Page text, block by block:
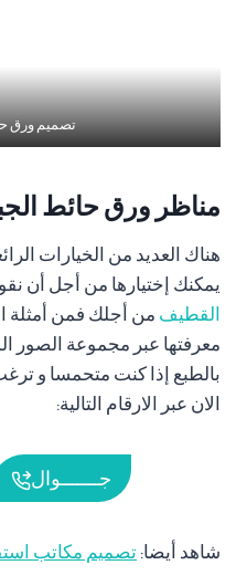
تصميم ورق
مناظر ورق حائط
هناك العديد من الخيارات
يمكنك إختيارها من أجل أن
القطيف من أجلك فمن أمثلة
معرفتها عبر مجموعة الصور
بالطبع إذا كنت متحمسا و
الان عبر الارقام التالية:
جـــــــوال
شاهد أيضا: تصميم مكاتب